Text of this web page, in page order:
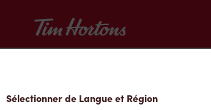
Tim Hortons
Sélectionner de Langue et Région